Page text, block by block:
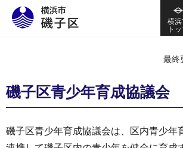
横浜
ト
最終
磯子区青少年育成協議会
磯子区青少年育成協議会は、区内青少年